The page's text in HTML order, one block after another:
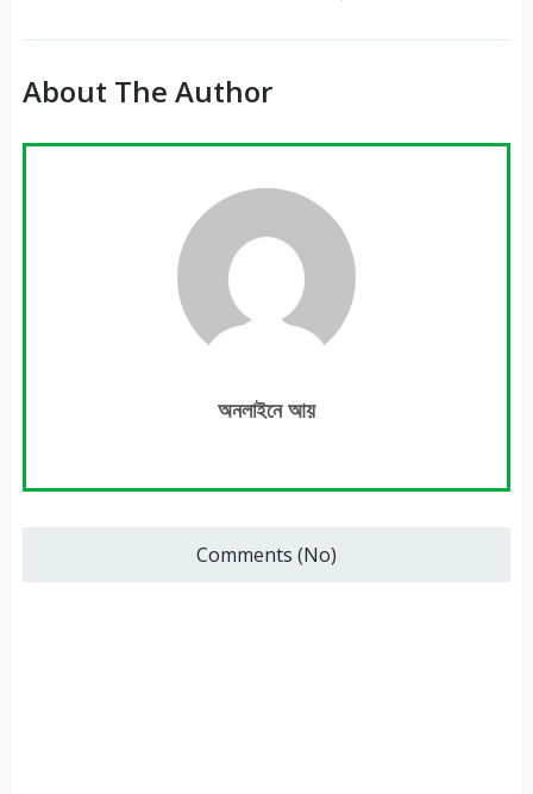
About The Author
অনলাইনে আয়
Comments (No)